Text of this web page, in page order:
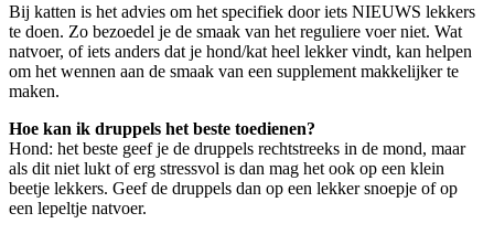
Bij katten is het advies om het specifiek door iets NIEUWS lekkers
te doen. Zo bezoedel je de smaak van het reguliere voer niet. Wat
natvoer, of iets anders dat je hond/kat heel lekker vindt, kan helpen
om het wennen aan de smaak van een supplement makkelijker te
maken.
Hoe kan ik druppels het beste toedienen?
Hond: het beste geef je de druppels rechtstreeks in de mond, maar
als dit niet lukt of erg stressvol is dan mag het ook op een klein
beetje lekkers. Geef de druppels dan op een lekker snoepje of op
een lepeltje natvoer.